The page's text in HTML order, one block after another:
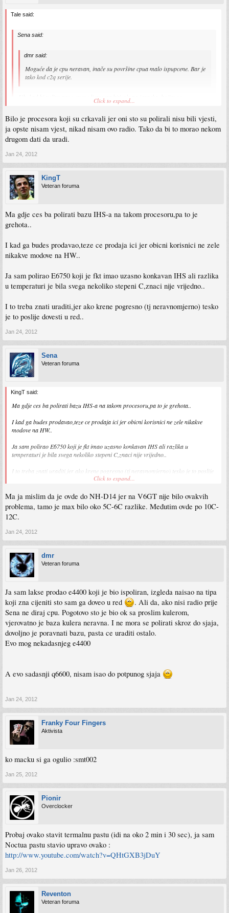
Tale said:
Sena said:
dmr said:
Moguće da je cpu neravan, inače su površine cpua malo ispupcene. Bar je
tako kod c2q serije.
Uh, kad bi poliro proc, moze li mu sta biti, skupa igracka, bojim se.
Pa nećeš polirati jezgru već heatspreader, tako da ne vidim šta mu može biti loše.
Click to expand...
Bilo je procesora koji su crkavali jer oni sto su polirali nisu bili vjesti,
ja opste nisam vjest, nikad nisam ovo radio. Tako da bi to morao nekom
drugom dati da uradi.
Jan 24, 2012
KingT
Veteran foruma
Ma gdje ces ba polirati bazu IHS-a na takom procesoru,pa to je
grehota..
I kad ga budes prodavao,teze ce prodaja ici jer obicni korisnici ne zele
nikakve modove na HW..
Ja sam polirao E6750 koji je fkt imao uzasno konkavan IHS ali razlika
u temperaturi je bila svega nekoliko stepeni C,znaci nije vrijedno..
I to treba znati uraditi,jer ako krene pogresno (tj neravnomjerno) tesko
je to poslije dovesti u red..
Jan 24, 2012
Sena
Veteran foruma
KingT said:
Ma gdje ces ba polirati bazu IHS-a na takom procesoru,pa to je grehota..
I kad ga budes prodavao,teze ce prodaja ici jer obicni korisnici ne zele nikakve
modove na HW..
Ja sam polirao E6750 koji je fkt imao uzasno konkavan IHS ali razlika u
temperaturi je bila svega nekoliko stepeni C,znaci nije vrijedno..
I to treba znati uraditi,jer ako krene pogresno (tj neravnomjerno) tesko je to poslije
Click to expand...
Ma ja mislim da je ovde do NH-D14 jer na V6GT nije bilo ovakvih
problema, tamo je max bilo oko 5C-6C razlike. Međutim ovde po 10C-
12C.
Jan 24, 2012
dmr
Veteran foruma
Ja sam lakse prodao e4400 koji je bio ispoliran, izgleda naisao na tipa
koji zna cijeniti sto sam ga doveo u red
. Ali da, ako nisi radio prije
Sena ne diraj cpu. Pogotovo sto je bio ok sa proslim kulerom,
vjerovatno je baza kulera neravna. I ne mora se polirati skroz do sjaja,
dovoljno je poravnati bazu, pasta ce uraditi ostalo.
Evo mog nekadasnjeg e4400
A evo sadasnji q6600, nisam isao do potpunog sjaja
Jan 24, 2012
Franky Four Fingers
Aktivista
ko macku si ga ogulio :smt002
Jan 25, 2012
Pionir
Overclocker
Probaj ovako stavit termalnu pastu (idi na oko 2 min i 30 sec), ja sam
Noctua pastu stavio upravo ovako :
http://www.youtube.com/watch?v=QHtGXB3jDuY
Jan 26, 2012
Reventon
Veteran foruma